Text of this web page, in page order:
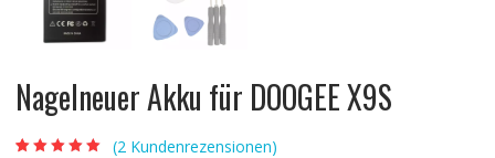
Nagelneuer Akku für DOOGEE X9S
(2 Kundenrezensionen)